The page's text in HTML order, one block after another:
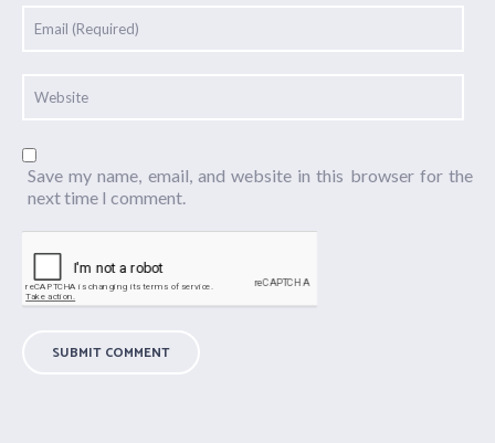
Save my name, email, and website in this browser for the
next time I comment.